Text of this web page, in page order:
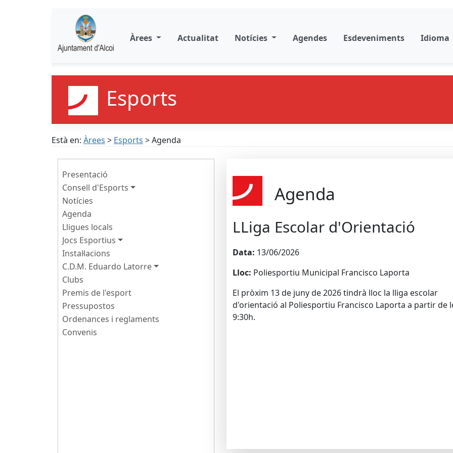
Àrees Actualitat Notícies Agendes Esdeveniments Idioma
Esports
Està en: Àrees > Esports > Agenda
Presentació
Consell d'Esports
Notícies
Agenda
Lligues locals
Jocs Esportius
Instal·lacions
C.D.M. Eduardo Latorre
Clubs
Premis de l'esport
Pressupostos
Ordenances i reglaments
Convenis
Agenda
LLiga Escolar d'Orientació
Data: 13/06/2026
Lloc: Poliesportiu Municipal Francisco Laporta
El pròxim 13 de juny de 2026 tindrà lloc la lliga escolar
d'orientació al Poliesportiu Francisco Laporta a partir de
9:30h.